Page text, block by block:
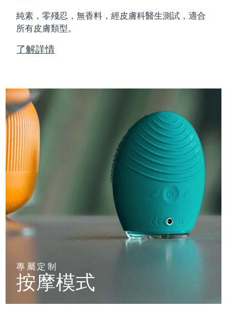
純素，零殘忍，無香料，經皮膚科醫生測試，適合
所有皮膚類型。
了解詳情
專屬定制
按摩模式